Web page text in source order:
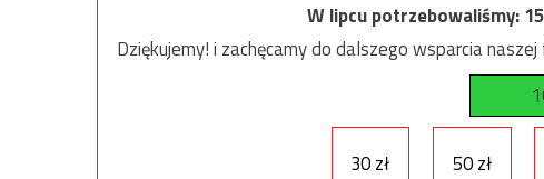
W lipcu potrzebowaliśmy:
Dziękujemy! i zachęcamy do dalszego wsparcia naszej
30 zł 50 zł